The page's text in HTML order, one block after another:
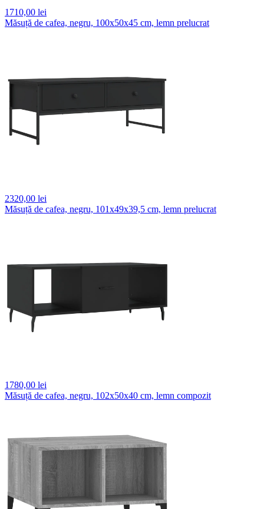
1710,00 lei
Măsuță de cafea, negru, 100x50x45 cm, lemn prelucrat
2320,00 lei
Măsuță de cafea, negru, 101x49x39,5 cm, lemn prelucrat
1780,00 lei
Măsuță de cafea, negru, 102x50x40 cm, lemn compozit